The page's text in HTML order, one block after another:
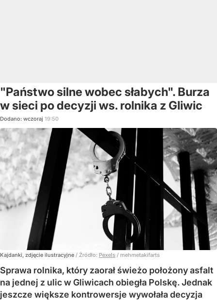
"Państwo silne wobec słabych". Burza
w sieci po decyzji ws. rolnika z Gliwic
Dodano: wczoraj 19:50
Kajdanki, zdjęcie ilustracyjne / Źródło: Pexels / mehmetakifarts
Sprawa rolnika, który zaorał świeżo położony asfalt
na jednej z ulic w Gliwicach obiegła Polskę. Jednak
jeszcze większe kontrowersje wywołała decyzja